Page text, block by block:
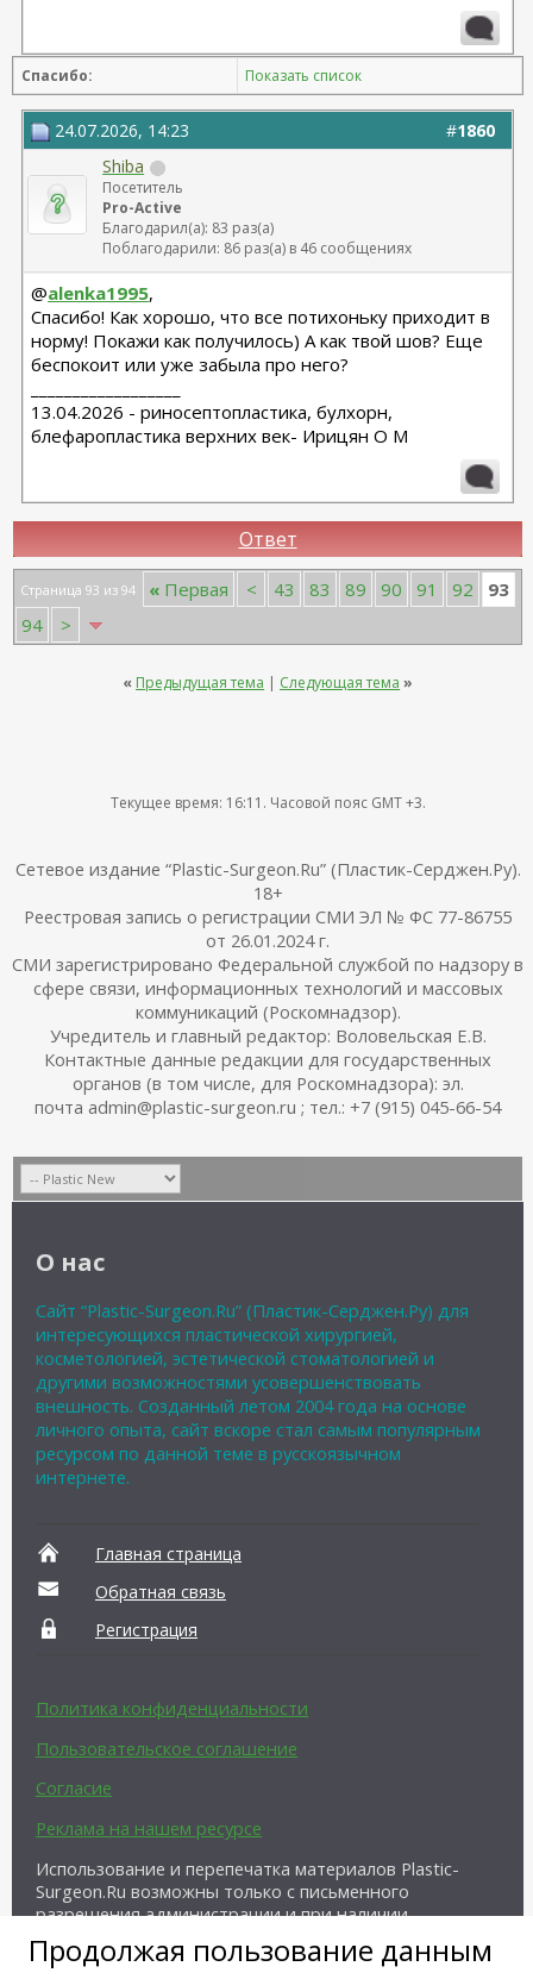
Продолжая пользование данным
Спасибо: Показать список
#1860
24.07.2026, 14:23
Shiba
Посетитель
Pro-Active
Благодарил(а): 83 раз(а)
Поблагодарили: 86 раз(а) в 46 сообщениях
@alenka1995,
Спасибо! Как хорошо, что все потихоньку приходит в
норму! Покажи как получилось) А как твой шов? Еще
беспокоит или уже забыла про него?
13.04.2026 - риносептопластика, булхорн,
блефаропластика верхних век- Ирицян О М
Ответ
Страница 93 из 94 « Первая < 43 83 89 90 91 92
93
94
>
« Предыдущая тема | Следующая тема »
Текущее время: 16:11 . Часовой пояс GMT +3.
Сетевое издание “Plastic-Surgeon.Ru” (Пластик-Серджен.Ру).
18+
Реестровая запись о регистрации СМИ ЭЛ № ФС 77-86755
от 26.01.2024 г.
СМИ зарегистрировано Федеральной службой по надзору в
сфере связи, информационных технологий и массовых
коммуникаций (Роскомнадзор).
Учредитель и главный редактор: Воловельская Е.В.
Контактные данные редакции для государственных
органов (в том числе, для Роскомнадзора): эл.
почта admin@plastic-surgeon.ru ; тел.: +7 (915) 045-66-54
О нас
Сайт “Plastic-Surgeon.Ru” (Пластик-Серджен.Ру) для
интересующихся пластической хирургией,
косметологией, эстетической стоматологией и
другими возможностями усовершенствовать
внешность. Созданный летом 2004 года на основе
личного опыта, сайт вскоре стал самым популярным
ресурсом по данной теме в русскоязычном
интернете.
Главная страница
Обратная связь
Регистрация
Политика конфиденциальности
Пользовательское соглашение
Согласие
Реклама на нашем ресурсе
Использование и перепечатка материалов Plastic-
Surgeon.Ru возможны только с письменного
разрешения администрации и при наличии
активной ссылки на источник.